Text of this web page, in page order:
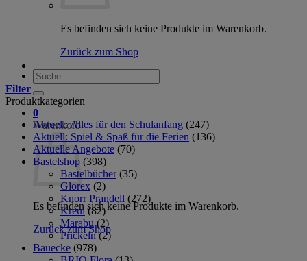
Es befinden sich keine Produkte im Warenkorb.
Zurück zum Shop
Suche
nach:
0
Warenkorb
Es befinden sich keine Produkte im Warenkorb.
Zurück zum Shop
Filter
Produktkategorien
Aktuell: Alles für den Schulanfang (247)
Aktuell: Spiel & Spaß für die Ferien (136)
Aktuelle Angebote (70)
Bastelshop (398)
Bastelbücher (35)
Glorex (2)
Knorr Prandell (272)
Kreul (82)
Marabu (2)
Prickeln (2)
Bauecke (978)